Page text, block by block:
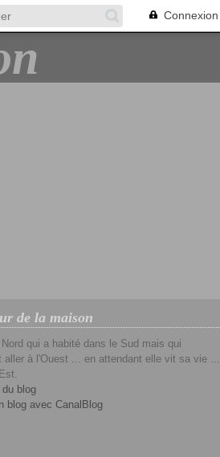
Connexion
de la maison
Nord qui a habité dans le Sud mais qui
aller à l'Ouest ... en attendant elle vit sa vie ...
blog
blog avec CanalBlog